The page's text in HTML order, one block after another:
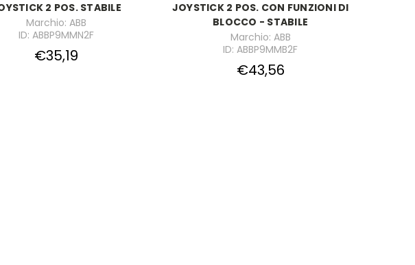
2 POS. STABILE
Marchio: ABB
ID: ABBP9MMN2F
€35,19
JOYSTICK 2 POS. CON FUNZIONI DI
BLOCCO - STABILE
Marchio: ABB
ID: ABBP9MMB2F
€43,56